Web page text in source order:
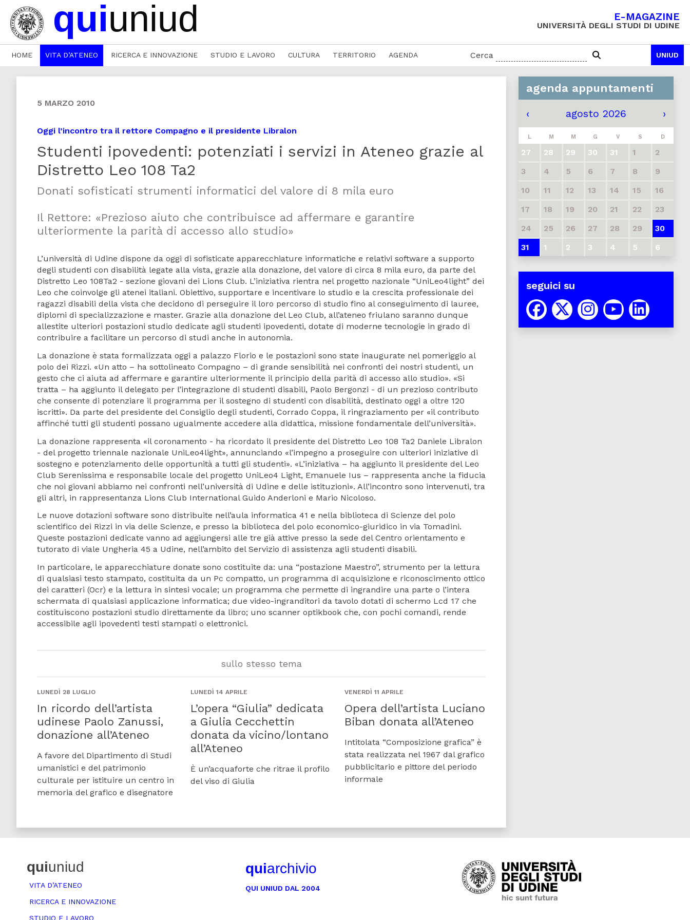
E-MAGAZINE
UNIVERSITÀ DEGLI STUDI DI UDINE
HOME VITA D’ATENEO RICERCA E INNOVAZIONE STUDIO E LAVORO CULTURA TERRITORIO AGENDA Cerca UNIUD
5 MARZO 2010
Oggi l’incontro tra il rettore Compagno e il presidente Libralon
Studenti ipovedenti: potenziati i servizi in Ateneo grazie al
Distretto Leo 108 Ta2
Donati sofisticati strumenti informatici del valore di 8 mila euro
Il Rettore: «Prezioso aiuto che contribuisce ad affermare e garantire
ulteriormente la parità di accesso allo studio»
L’università di Udine dispone da oggi di sofisticate apparecchiature informatiche e relativi software a supporto
degli studenti con disabilità legate alla vista, grazie alla donazione, del valore di circa 8 mila euro, da parte del
Distretto Leo 108Ta2 - sezione giovani dei Lions Club. L’iniziativa rientra nel progetto nazionale “UniLeo4light” dei
Leo che coinvolge gli atenei italiani. Obiettivo, supportare e incentivare lo studio e la crescita professionale dei
ragazzi disabili della vista che decidono di perseguire il loro percorso di studio fino al conseguimento di lauree,
diplomi di specializzazione e master. Grazie alla donazione del Leo Club, all’ateneo friulano saranno dunque
allestite ulteriori postazioni studio dedicate agli studenti ipovedenti, dotate di moderne tecnologie in grado di
contribuire a facilitare un percorso di studi anche in autonomia.
La donazione è stata formalizzata oggi a palazzo Florio e le postazioni sono state inaugurate nel pomeriggio al
polo dei Rizzi. «Un atto – ha sottolineato Compagno – di grande sensibilità nei confronti dei nostri studenti, un
gesto che ci aiuta ad affermare e garantire ulteriormente il principio della parità di accesso allo studio». «Si
tratta – ha aggiunto il delegato per l’integrazione di studenti disabili, Paolo Bergonzi - di un prezioso contributo
che consente di potenziare il programma per il sostegno di studenti con disabilità, destinato oggi a oltre 120
iscritti». Da parte del presidente del Consiglio degli studenti, Corrado Coppa, il ringraziamento per «il contributo
affinché tutti gli studenti possano ugualmente accedere alla didattica, missione fondamentale dell’università».
La donazione rappresenta «il coronamento - ha ricordato il presidente del Distretto Leo 108 Ta2 Daniele Libralon
- del progetto triennale nazionale UniLeo4light», annunciando «l’impegno a proseguire con ulteriori iniziative di
sostegno e potenziamento delle opportunità a tutti gli studenti». «L’iniziativa – ha aggiunto il presidente del Leo
Club Serenissima e responsabile locale del progetto UniLeo4 Light, Emanuele Ius – rappresenta anche la fiducia
che noi giovani abbiamo nei confronti nell’università di Udine e delle istituzioni». All’incontro sono intervenuti, tra
gli altri, in rappresentanza Lions Club International Guido Anderloni e Mario Nicoloso.
Le nuove dotazioni software sono distribuite nell’aula informatica 41 e nella biblioteca di Scienze del polo
scientifico dei Rizzi in via delle Scienze, e presso la biblioteca del polo economico-giuridico in via Tomadini.
Queste postazioni dedicate vanno ad aggiungersi alle tre già attive presso la sede del Centro orientamento e
tutorato di viale Ungheria 45 a Udine, nell’ambito del Servizio di assistenza agli studenti disabili.
In particolare, le apparecchiature donate sono costituite da: una “postazione Maestro”, strumento per la lettura
di qualsiasi testo stampato, costituita da un Pc compatto, un programma di acquisizione e riconoscimento ottico
dei caratteri (Ocr) e la lettura in sintesi vocale; un programma che permette di ingrandire una parte o l’intera
schermata di qualsiasi applicazione informatica; due video-ingranditori da tavolo dotati di schermo Lcd 17 che
costituiscono postazioni studio direttamente da libro; uno scanner optikbook che, con pochi comandi, rende
accessibile agli ipovedenti testi stampati o elettronici.
sullo stesso tema
LUNEDÌ 28 LUGLIO
In ricordo dell’artista
udinese Paolo Zanussi,
donazione all’Ateneo
A favore del Dipartimento di Studi
umanistici e del patrimonio
culturale per istituire un centro in
memoria del grafico e disegnatore
LUNEDÌ 14 APRILE
L’opera “Giulia” dedicata
a Giulia Cecchettin
donata da vicino/lontano
all’Ateneo
È un’acquaforte che ritrae il profilo
del viso di Giulia
VENERDÌ 11 APRILE
Opera dell’artista Luciano
Biban donata all’Ateneo
Intitolata “Composizione grafica” è
stata realizzata nel 1967 dal grafico
pubblicitario e pittore del periodo
informale
agenda appuntamenti
‹ agosto 2026 ›
L M M G V S D
27 28 29 30 31 1
2
3
4 5 6 7 8
9
10
11 12 13 14 15
16
17
18 19 20 21 22
23
24
25 26 27 28 29
30
31
1 2 3 4 5 6
seguici su
quiuniud
VITA D’ATENEO
RICERCA E INNOVAZIONE
STUDIO E LAVORO
quiarchivio
QUI UNIUD DAL 2004